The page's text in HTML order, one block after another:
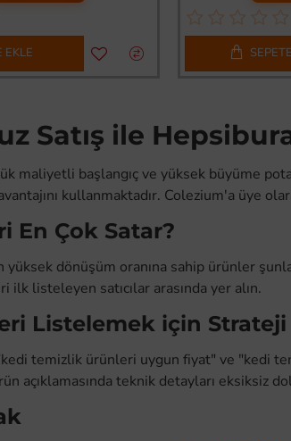
EKLE
Satış ile
maliyetli başlangıç ve yüksek büyüme
kullanmaktadır. Colezium'a üye
En Çok Satar?
dönüşüm oranına sahip ürünler
listeleyen satıcılar arasında yer alın.
Listelemek için Strateji
temizlik ürünleri uygun fiyat" ve "kedi
açıklamasında teknik detayları eksiksiz